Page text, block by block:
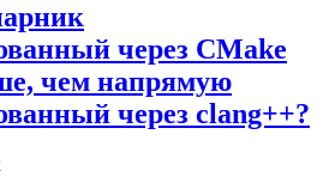
через CMake
чем напрямую
через clang++?